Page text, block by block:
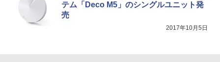
テム「Deco M5」のシングルユニット発
売
2017年10月5日